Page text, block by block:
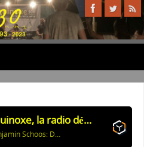
Equinoxe, la radio découverte
Benjamin Schoos: Daddy's Down The Mine (Featuring Stef Kamil Carlens)